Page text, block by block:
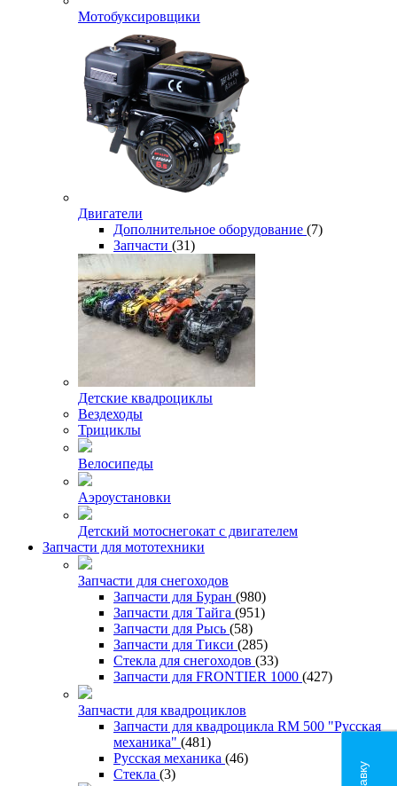
Мотобуксировщики
Двигатели
Дополнительное оборудование (7)
Запчасти (31)
Детские квадроциклы
Вездеходы
Трициклы
Велосипеды
Аэроустановки
Детский мотоснегокат с двигателем
Запчасти для мототехники
Запчасти для снегоходов
Запчасти для Буран (980)
Запчасти для Тайга (951)
Запчасти для Рысь (58)
Запчасти для Тикси (285)
Стекла для снегоходов (33)
Запчасти для FRONTIER 1000 (427)
Запчасти для квадроциклов
Запчасти для квадроцикла RM 500 "Русская
механика" (481)
Русская механика (46)
Стекла (3)